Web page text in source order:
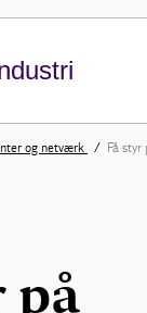
og netværk Få
på